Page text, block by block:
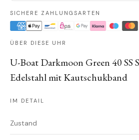
SICHERE ZAHLUNGSARTEN
ÜBER DIESE UHR
U-Boat Darkmoon Green 40
Edelstahl mit Kautschukband
IM DETAIL
Zustand